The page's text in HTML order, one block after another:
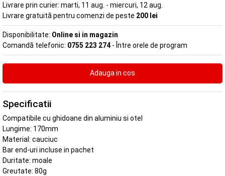
Livrare prin curier: marti, 11 aug. - miercuri, 12 aug.
Livrare gratuită pentru comenzi de peste 200 lei
Disponibilitate: Online si in magazin
Comandă telefonic: 0755 223 274 - Între orele de program
Specificatii
Compatibile cu ghidoane din aluminiu si otel
Lungime: 170mm
Material: cauciuc
Bar end-uri incluse in pachet
Duritate: moale
Greutate: 80g